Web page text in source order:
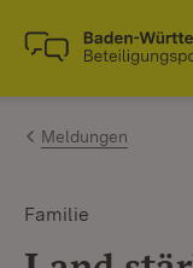
Zum Inhalt
Link zur
Meldungen
Familie